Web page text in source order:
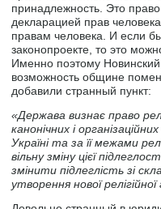
принадлежность. Это
декларацией прав
правам человека. И если
законопроекте, то это
Именно поэтому
возможность общине
добавили странный пункт:
«Держава визнає право
канонічних і
Україні та за її межами
вільну зміну цієї
змінити підлеглість зі
утворення нової